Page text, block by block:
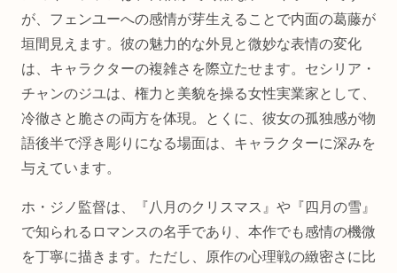
が、フェンユーへの感情が芽生えることで内面の葛藤が
垣間見えます。彼の魅力的な外見と微妙な表情の変化
は、キャラクターの複雑さを際立たせます。セシリア・
チャンのジユは、権力と美貌を操る女性実業家として、
冷徹さと脆さの両方を体現。とくに、彼女の孤独感が物
語後半で浮き彫りになる場面は、キャラクターに深みを
与えています。
ホ・ジノ監督は、『八月のクリスマス』や『四月の雪』
で知られるロマンスの名手であり、本作でも感情の機微
を丁寧に描きます。ただし、原作の心理戦の緻密さに比